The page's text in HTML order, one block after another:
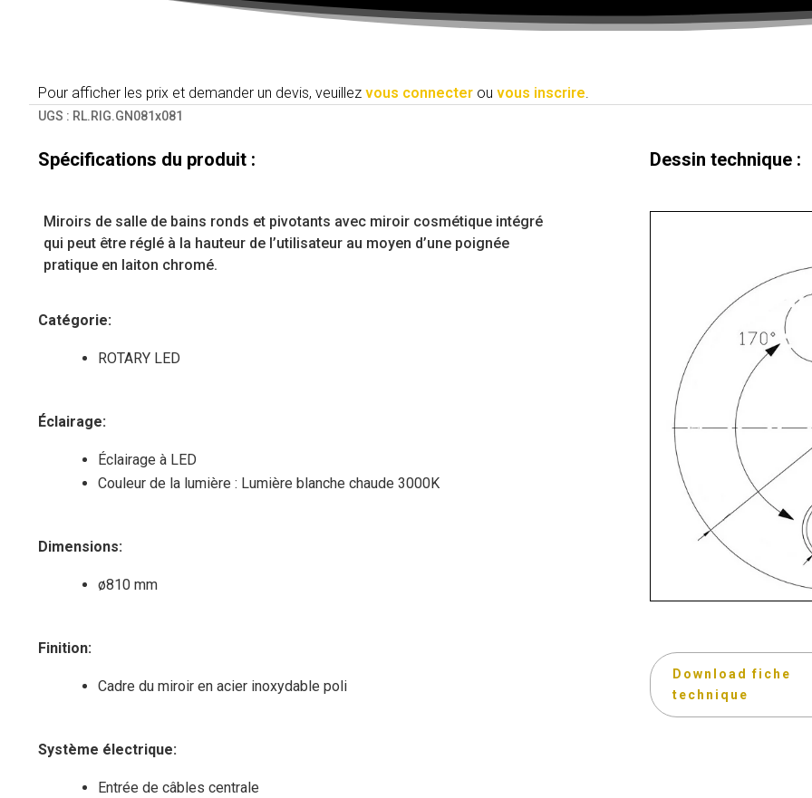
Pour afficher les prix et demander un devis, veuillez vous connecter ou vous inscrire.
UGS : RL.RIG.GN081x081
Spécifications du produit :
Miroirs de salle de bains ronds et pivotants avec miroir cosmétique intégré
qui peut être réglé à la hauteur de l’utilisateur au moyen d’une poignée
pratique en laiton chromé.
Catégorie:
ROTARY LED
Éclairage:
Éclairage à LED
Couleur de la lumière : Lumière blanche chaude 3000K
Dimensions:
ø810 mm
Finition:
Cadre du miroir en acier inoxydable poli
Système électrique:
Entrée de câbles centrale
Dessin technique :
Download fiche
technique